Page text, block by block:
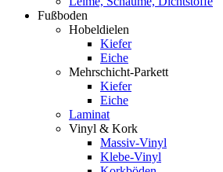
Fußboden
Hobeldielen
Kiefer
Eiche
Mehrschicht-Parkett
Kiefer
Eiche
Laminat
Vinyl & Kork
Massiv-Vinyl
Klebe-Vinyl